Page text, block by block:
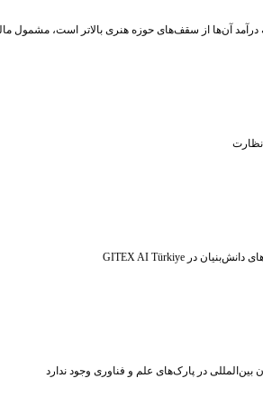
درآمد آن‌ها از سقف‌های حوزه هنری بالاتر است، مشمول
نظارت
در پارک‌های علم و فناوری وجود ندارد